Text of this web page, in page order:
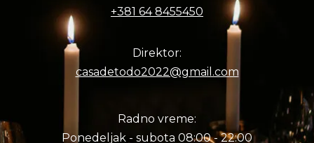
+381 64 8455450
Direktor:
casadetodo2022@gmail.com
Radno vreme:
Ponedeljak - subota 08:00 - 22:00